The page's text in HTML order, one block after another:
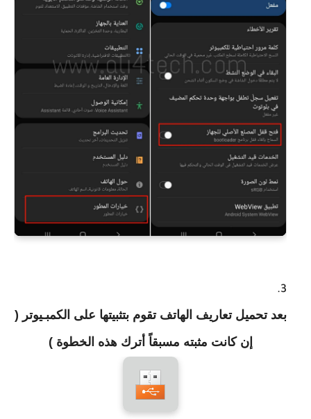
بعد تحميل تعاريف الهاتف تقوم بتثبيتها على الكمبـيوتر (
إن كانت مثبته مسبقاً أترك هذه الخطوة )